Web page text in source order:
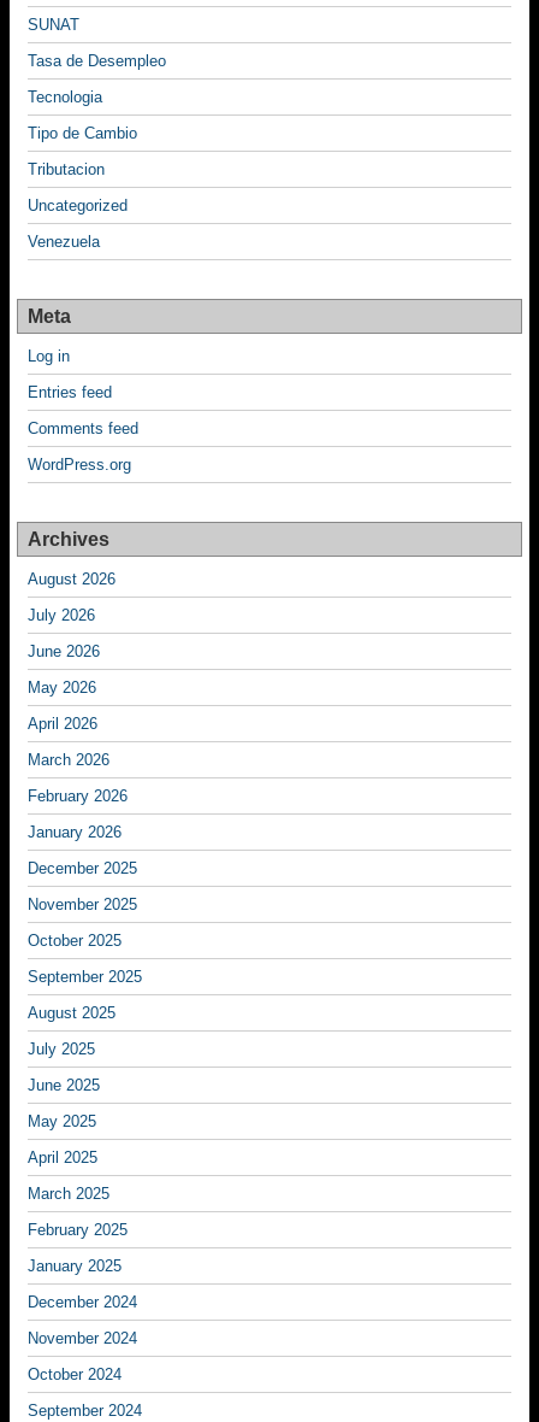
SUNAT
Tasa de Desempleo
Tecnologia
Tipo de Cambio
Tributacion
Uncategorized
Venezuela
Meta
Log in
Entries feed
Comments feed
WordPress.org
Archives
August 2026
July 2026
June 2026
May 2026
April 2026
March 2026
February 2026
January 2026
December 2025
November 2025
October 2025
September 2025
August 2025
July 2025
June 2025
May 2025
April 2025
March 2025
February 2025
January 2025
December 2024
November 2024
October 2024
September 2024